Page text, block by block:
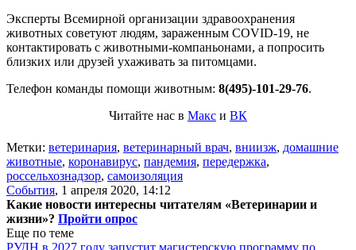
Эксперты Всемирной организации здравоохранения
животных советуют людям, зараженным COVID-19, не
контактировать с животными-компаньонами, а попросить
близких или друзей ухаживать за питомцами.
Телефон команды помощи животным: 8(495)-101-29-76.
Читайте нас в Макс и ВК
Метки: ветеринария, ветеринарный врач, вниизж, домашние
животные, коронавирус, пандемия, передержка,
россельхознадзор, самоизоляция
События, 1 апреля 2020, 14:12
Какие новости интересны читателям «Ветеринарии и
жизни»? Пройти опрос
Еще по теме
РУДН в 2027 году запустит магистерскую программу по